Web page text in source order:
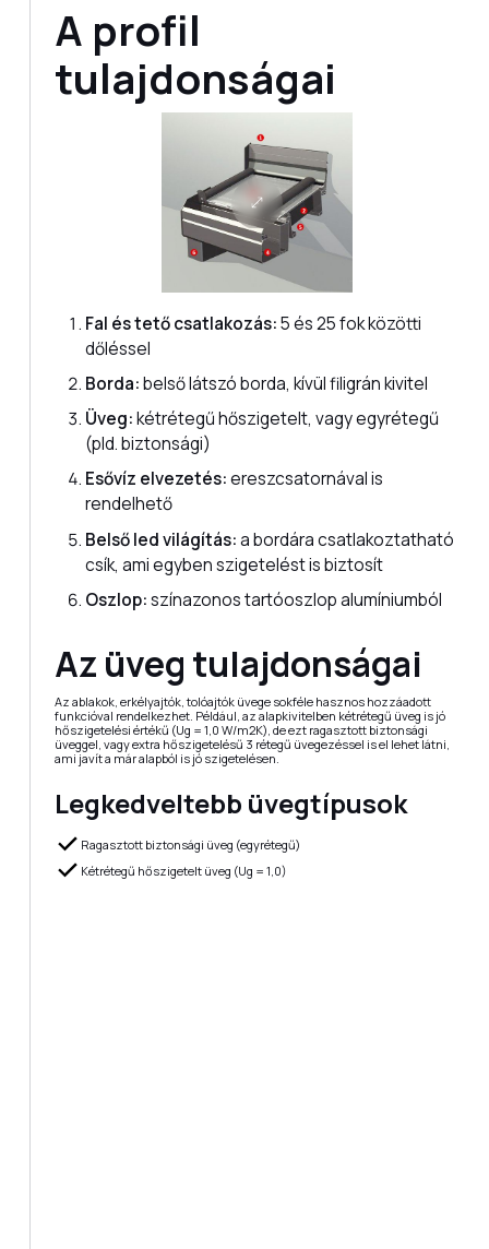
A profil
tulajdonságai
Fal és tető csatlakozás:5 és 25 fok közötti
dőléssel
Borda:belső látszó borda, kívül filigrán kivitel
Üveg:kétrétegű hőszigetelt, vagy egyrétegű
(pld. biztonsági)
Esővíz elvezetés:ereszcsatornával is
rendelhető
Belső led világítás:a bordára csatlakoztatható
csík, ami egyben szigetelést is biztosít
Oszlop:színazonos tartóoszlop alumíniumból
Az üveg tulajdonságai
Az ablakok, erkélyajtók, tolóajtók üvege sokféle hasznos hozzáadott
funkcióval rendelkezhet. Például, az alapkivitelben kétrétegű üveg is jó
hőszigetelési értékű (Ug = 1,0 W/m2K), de ezt ragasztott biztonsági
üveggel, vagy extra hőszigetelésű 3 rétegű üvegezéssel is el lehet látni,
ami javít a már alapból is jó szigetelésen.
Legkedveltebb üvegtípusok
Ragasztott biztonsági üveg (egyrétegű)
Kétrétegű hőszigetelt üveg (Ug = 1,0)